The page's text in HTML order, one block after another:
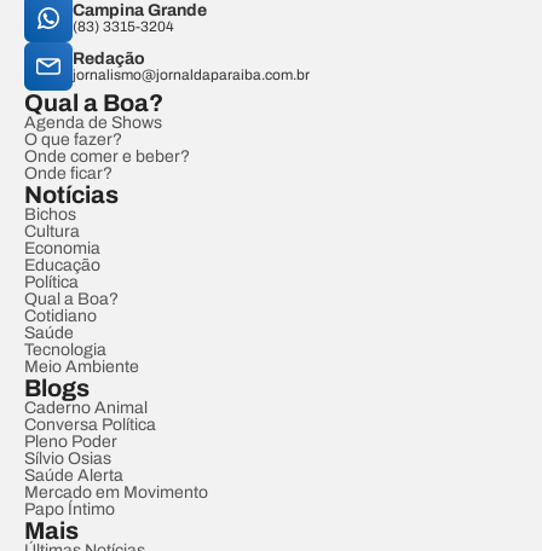
Campina Grande
(83) 3315-3204
Redação
jornalismo@jornaldaparaiba.com.br
Qual a Boa?
Agenda de Shows
O que fazer?
Onde comer e beber?
Onde ficar?
Notícias
Bichos
Cultura
Economia
Educação
Política
Qual a Boa?
Cotidiano
Saúde
Tecnologia
Meio Ambiente
Blogs
Caderno Animal
Conversa Política
Pleno Poder
Sílvio Osias
Saúde Alerta
Mercado em Movimento
Papo Íntimo
Mais